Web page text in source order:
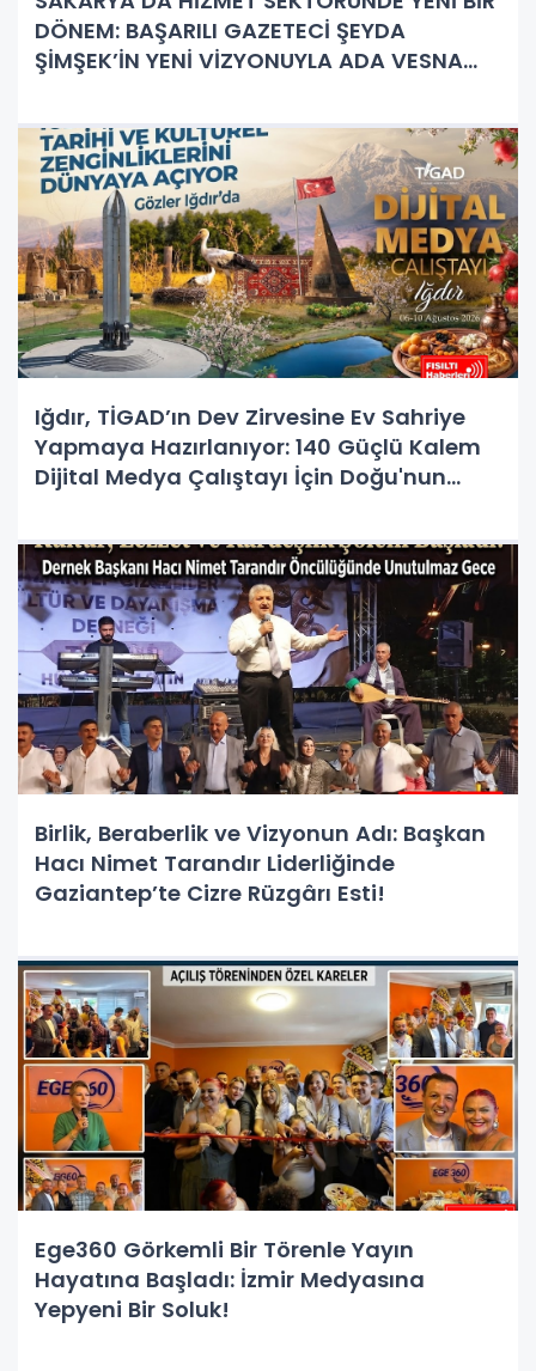
DÖNEM: BAŞARILI GAZETECİ ŞEYDA
ŞİMŞEK’İN YENİ VİZYONUYLA ADA VESNA
Iğdır, TİGAD’ın Dev Zirvesine Ev Sahriye
Yapmaya Hazırlanıyor: 140 Güçlü Kalem
Dijital Medya Çalıştayı İçin Doğu'nun
Birlik, Beraberlik ve Vizyonun Adı: Başkan
Hacı Nimet Tarandır Liderliğinde
Gaziantep’te Cizre Rüzgârı Esti!
Ege360 Görkemli Bir Törenle Yayın
Hayatına Başladı: İzmir Medyasına
Yepyeni Bir Soluk!